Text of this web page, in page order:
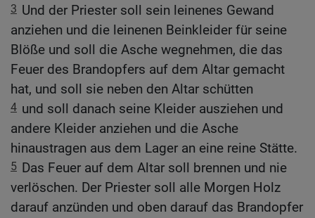
3 Und der Priester soll sein leinenes Gewand
anziehen und die leinenen Beinkleider für seine
Blöße und soll die Asche wegnehmen, die das
Feuer des Brandopfers auf dem Altar gemacht
hat, und soll sie neben den Altar schütten
4 und soll danach seine Kleider ausziehen und
andere Kleider anziehen und die Asche
hinaustragen aus dem Lager an eine reine Stätte.
5 Das Feuer auf dem Altar soll brennen und nie
verlöschen. Der Priester soll alle Morgen Holz
darauf anzünden und oben darauf das Brandopfer